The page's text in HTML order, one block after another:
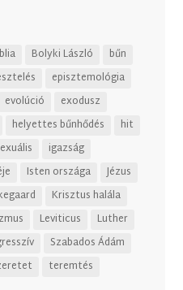
Bolyki László
bűn
episztemológia
evolúció
exodusz
helyettes bűnhődés
hit
igazság
Isten országa
Jézus
Krisztus halála
Leviticus
Luther
Szabados Ádám
teremtés